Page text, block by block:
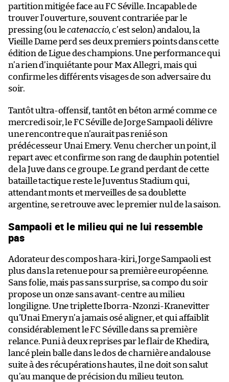
partition mitigée face au FC Séville. Incapable de
trouver l’ouverture, souvent contrariée par le
pressing (ou lecatenaccio, c’est selon) andalou, la
Vieille Dame perd ses deux premiers points dans cette
édition de Ligue des champions. Une performance qui
n’a rien d’inquiétante pour Max Allegri, mais qui
confirme les différents visages de son adversaire du
soir.
Tantôt ultra-offensif, tantôt en béton armé comme ce
mercredi soir, le FC Séville de Jorge Sampaoli délivre
une rencontre que n’aurait pas renié son
prédécesseur Unai Emery. Venu chercher un point, il
repart avec et confirme son rang de dauphin potentiel
de la Juve dans ce groupe. Le grand perdant de cette
bataille tactique reste le Juventus Stadium qui,
attendant monts et merveilles de sa doublette
argentine, se retrouve avec le premier nul de la saison.
Sampaoli et le milieu qui ne lui ressemble
pas
Adorateur des compos hara-kiri, Jorge Sampaoli est
plus dans la retenue pour sa première européenne.
Sans folie, mais pas sans surprise, sa compo du soir
propose un onze sans avant-centre au milieu
longiligne. Une triplette Iborra-Nzonzi-Kranevitter
qu’Unai Emery n’a jamais osé aligner, et qui affaiblit
considérablement le FC Séville dans sa première
relance. Puni à deux reprises par le flair de Khedira,
lancé plein balle dans le dos de charnière andalouse
suite à des récupérations hautes, il ne doit son salut
qu’au manque de précision du milieu teuton.